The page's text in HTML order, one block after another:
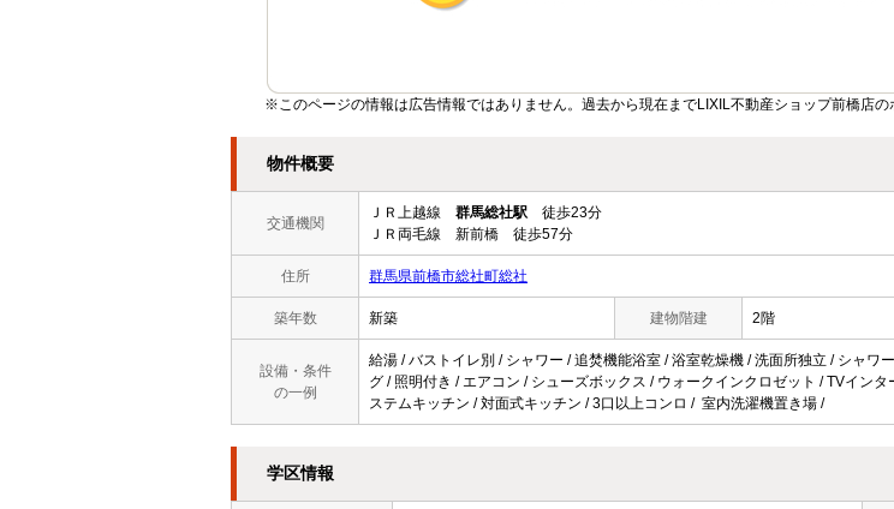
※このページの情報は広告情報ではありません。過去から現在までLIXIL不動産ショップ前橋店
物件概要
交通機関
ＪＲ上越線 群馬総社駅 徒歩23分
ＪＲ両毛線 新前橋 徒歩57分
住所 群馬県前橋市総社町総社
築年数 新築 建物階建 2階
設備・条件
の一例
給湯 / バストイレ別 / シャワー / 追焚機能浴室 / 浴室乾燥機 / 洗面所独立 / シャ
グ / 照明付き / エアコン / シューズボックス / ウォークインクロゼット / TVイン
ステムキッチン / 対面式キッチン / 3口以上コンロ / 室内洗濯機置き場 /
学区情報